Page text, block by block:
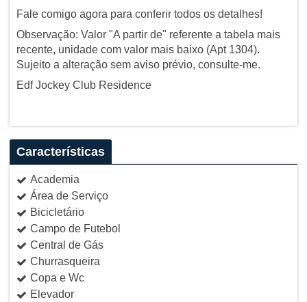
Fale comigo agora para conferir todos os detalhes!
Observação: Valor "A partir de" referente a tabela mais
recente, unidade com valor mais baixo (Apt 1304).
Sujeito a alteração sem aviso prévio, consulte-me.
Edf Jockey Club Residence
Características
Academia
Área de Serviço
Bicicletário
Campo de Futebol
Central de Gás
Churrasqueira
Copa e Wc
Elevador